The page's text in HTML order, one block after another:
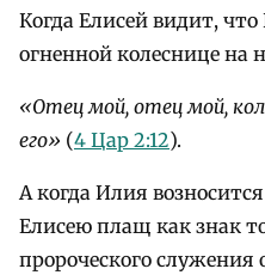
Когда Елисей видит,
огненной колеснице на
«Отец мой, отец мой,
его» (4 Цар 2:12).
А когда Илия
Елисею плащ как знак
пророческого служения